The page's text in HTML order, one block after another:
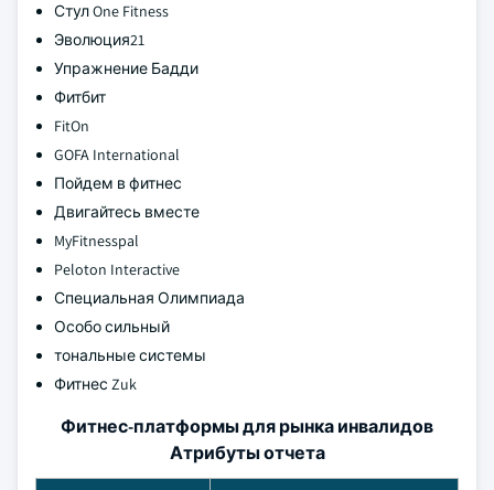
Стул One Fitness
Эволюция21
Упражнение Бадди
Фитбит
FitOn
GOFA International
Пойдем в фитнес
Двигайтесь вместе
MyFitnesspal
Peloton Interactive
Специальная Олимпиада
Особо сильный
тональные системы
Фитнес Zuk
Фитнес-платформы для рынка инвалидов
Атрибуты отчета